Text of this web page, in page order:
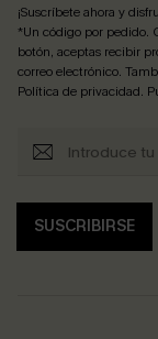
¡Suscríbete ahora y
*Un código por pedido.
botón, aceptas recibir
correo electrónico.
Política de privacidad.
SUSCRIBIRSE